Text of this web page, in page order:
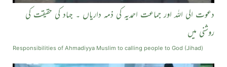
دعوت الی اللہ اور جماعت احمدیہ کی ذمہ داریاں ۔ جہاد کی حقیقت کی
روشنی میں
Responsibilities of Ahmadiyya Muslim to calling people to God (Jihad)